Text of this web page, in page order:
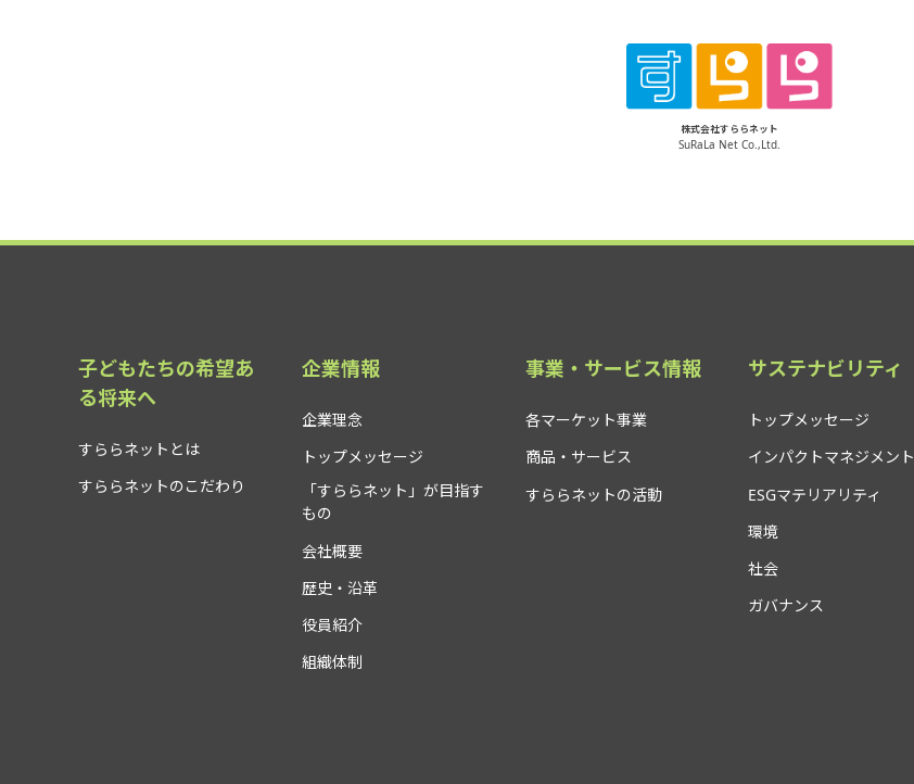
株式会社すららネット
SuRaLa Net Co.,Ltd.
子どもたちの希望あ
る将来へ
すららネットとは
すららネットのこだわり
企業情報
企業理念
トップメッセージ
「すららネット」が目指す
もの
会社概要
歴史・沿革
役員紹介
組織体制
事業・サービス情報
各マーケット事業
商品・サービス
すららネットの活動
サステナビリティ
トップメッセージ
インパクトマネジメント
ESGマテリアリティ
環境
社会
ガバナンス